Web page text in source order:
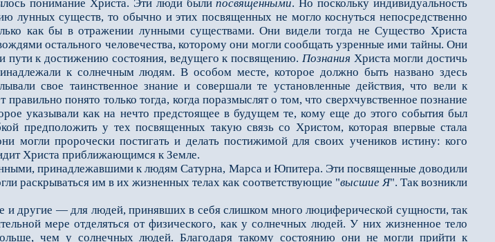
понимание Христа. Эти люди былипосвященными. Но поскольку индивидуальность
лунных существ, то обычно и этих посвященных не могло коснуться непосредственно
как бы в отражении лунными существами. Они видели тогда не Существо Христа
остального человечества, которому они могли сообщать узренные ими тайны. Они
пути к достижению состояния, ведущего к посвящению. Познания Христа могли достичь
к солнечным людям. В особом месте, которое должно быть названо здесь
свое таинственное знание и совершали те установленные действия, что вели к
понято только тогда, когда поразмыслят о том, что сверхчувственное познание
указывали как на нечто предстоящее в будущем те, кому еще до этого события был
предположить у тех посвященных такую связь со Христом, которая впервые стала
могли пророчески постигать и делать постижимой для своих учеников истину: кого
Христа приближающимся к Земле.
принадлежавшими к людям Сатурна, Марса и Юпитера. Эти посвященные доводили
раскрываться им в их жизненных телах как соответствующие "высшие Я". Так возникли
другие — для людей, принявших в себя слишком много люциферической сущности, так
мере отделяться от физического, как у солнечных людей. У них жизненное тело
чем у солнечных людей. Благодаря такому состоянию они не могли прийти к